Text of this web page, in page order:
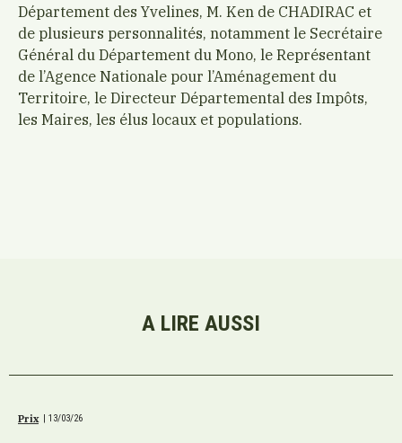
Département des Yvelines, M. Ken de CHADIRAC et
de plusieurs personnalités, notamment le Secrétaire
Général du Département du Mono, le Représentant
de l’Agence Nationale pour l’Aménagement du
Territoire, le Directeur Départemental des Impôts,
les Maires, les élus locaux et populations.
A LIRE AUSSI
Prix 13/03/26